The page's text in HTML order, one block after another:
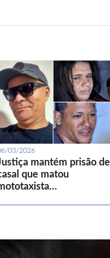
03/2026
mantém prisão de
que matou